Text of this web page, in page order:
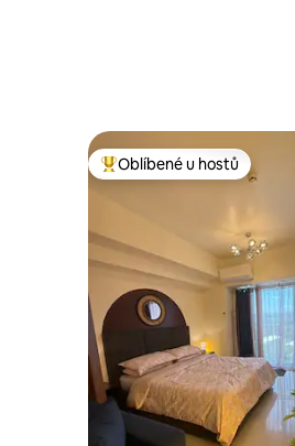
Nejlepší v kategorii
Oblíbené u hostů